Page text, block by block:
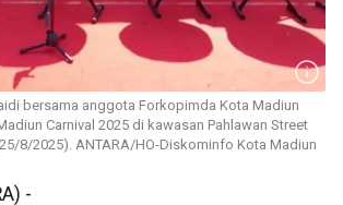
bersama anggota Forkopimda Kota Madiun
Carnival 2025 di kawasan Pahlawan Street
8/2025). ANTARA/HO-Diskominfo Kota Madiun
-